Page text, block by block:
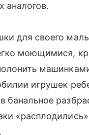
аналогов.
для своего
моющимися,
игрушек
банальное